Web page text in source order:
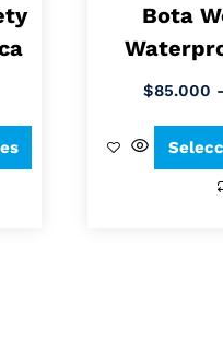
Bota
$85.000